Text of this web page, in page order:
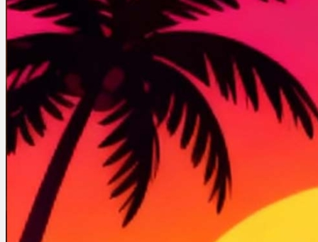
Cannabinoide
CBD
Terpene (Aromen)
Krankheiten